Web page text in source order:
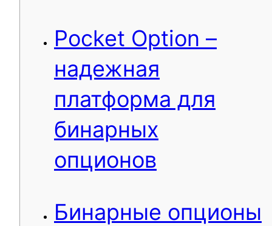
Pocket Option –
надежная
платформа для
бинарных
опционов
Бинарные опционы